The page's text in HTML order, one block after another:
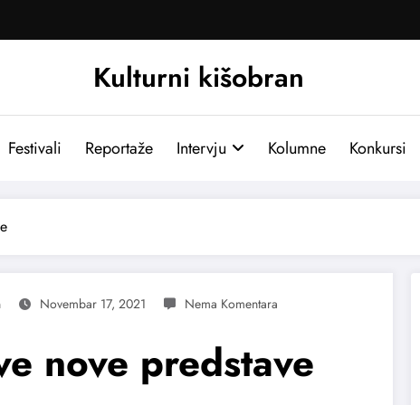
Kulturni kišobran
Festivali Reportaže Intervju Kolumne Konkursi
Novembar 17, 2021
nove predstave